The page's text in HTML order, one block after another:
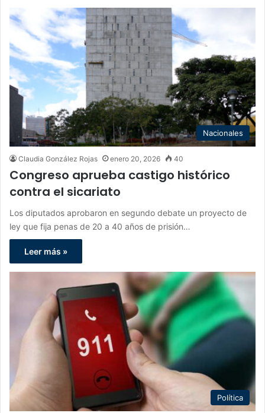
Nacionales
Claudia González Rojas enero 20, 2026 40
Congreso aprueba castigo histórico
contra el sicariato
Los diputados aprobaron en segundo debate un proyecto de
ley que fija penas de 20 a 40 años de prisión…
Leer más »
Política